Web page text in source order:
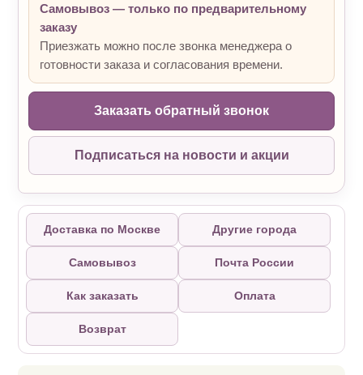
Самовывоз — только по предварительному
заказу
Приезжать можно после звонка менеджера о
готовности заказа и согласования времени.
Заказать обратный звонок
Подписаться на новости и акции
Доставка по Москве Другие города
Самовывоз Почта России
Как заказать Оплата
Возврат